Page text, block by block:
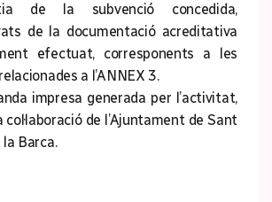
de la subvenció concedida,
de la documentació acreditativa
efectuat, corresponents a les
a l’ANNEX 3.
impresa generada per l’activitat,
de l’Ajuntament de Sant
Barca.